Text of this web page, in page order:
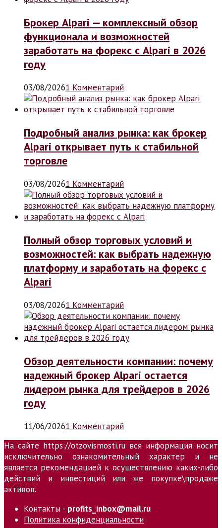
Брокер Alpari — комплексный обзор
функционала и возможностей
заработать на форекс с Alpari в 2026
году
03/08/20261 Комментарий
Подробный анализ рынка: как брокер
Alpari открывает путь к стабильной
торговле
03/08/20261 Комментарий
Полный обзор торговых условий и
возможностей: как выбрать надежную
платформу и заработать на форекс с
Alpari
03/08/20261 Комментарий
Обзор деятельности компании: почему
надежный брокер Alpari остается
лидером рынка для трейдеров в 2026
году
11/06/20261 Комментарий
На сайте https://otzovismosti.ru вся информация носит
исключительно ознакомительный характер и не
является рекомендацией к осуществлению каких-либо
действий и инвестиций или же покупке\продаже
активов.
Контакты - profits_inbox@mail.ru
Политика конфиденциальности